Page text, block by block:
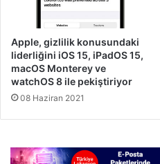
Apple, gizlilik konusundaki
liderliğini iOS 15, iPadOS 15,
macOS Monterey ve
watchOS 8 ile pekiştiriyor
08 Haziran 2021